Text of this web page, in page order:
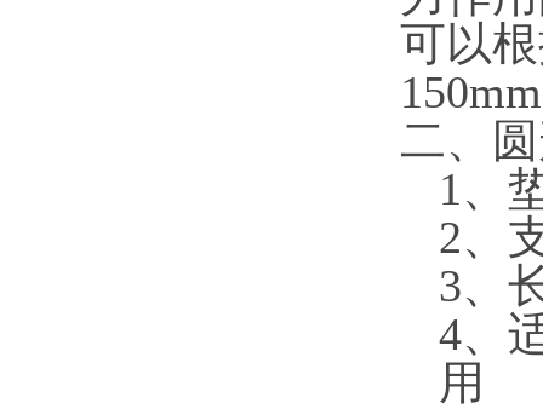
可以
二、
1、
2、
3、
4、
用